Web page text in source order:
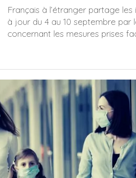
Français à l’étranger partage
à jour du 4 au 10 septembre par
concernant les mesures prises